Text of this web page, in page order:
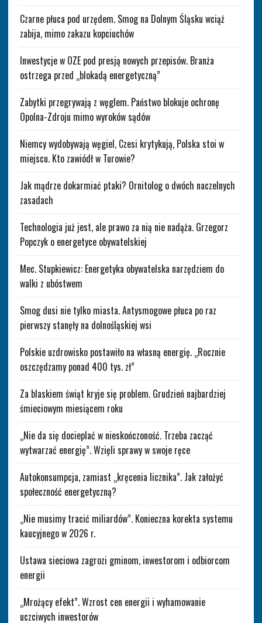
Czarne płuca pod urzędem. Smog na Dolnym Śląsku wciąż
zabija, mimo zakazu kopciuchów
Inwestycje w OZE pod presją nowych przepisów. Branża
ostrzega przed „blokadą energetyczną”
Zabytki przegrywają z węglem. Państwo blokuje ochronę
Opolna-Zdroju mimo wyroków sądów
Niemcy wydobywają węgiel, Czesi krytykują, Polska stoi w
miejscu. Kto zawiódł w Turowie?
Jak mądrze dokarmiać ptaki? Ornitolog o dwóch naczelnych
zasadach
Technologia już jest, ale prawo za nią nie nadąża. Grzegorz
Popczyk o energetyce obywatelskiej
Mec. Stupkiewicz: Energetyka obywatelska narzędziem do
walki z ubóstwem
Smog dusi nie tylko miasta. Antysmogowe płuca po raz
pierwszy stanęły na dolnośląskiej wsi
Polskie uzdrowisko postawiło na własną energię. „Rocznie
oszczędzamy ponad 400 tys. zł”
Za blaskiem świąt kryje się problem. Grudzień najbardziej
śmieciowym miesiącem roku
„Nie da się docieplać w nieskończoność. Trzeba zacząć
wytwarzać energię”. Wzięli sprawy w swoje ręce
Autokonsumpcja, zamiast „kręcenia licznika”. Jak założyć
społeczność energetyczną?
„Nie musimy tracić miliardów”. Konieczna korekta systemu
kaucyjnego w 2026 r.
Ustawa sieciowa zagrozi gminom, inwestorom i odbiorcom
energii
„Mrożący efekt”. Wzrost cen energii i wyhamowanie
uczciwych inwestorów